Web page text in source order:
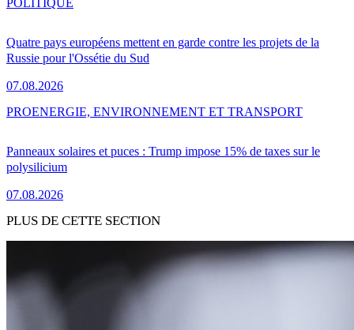
Quatre pays européens mettent en garde contre les projets de la
Russie pour l'Ossétie du Sud
07.08.2026
POLITIQUE
Panneaux solaires et puces : Trump impose 15% de taxes sur le
polysilicium
07.08.2026
PROENERGIE, ENVIRONNEMENT ET TRANSPORT
PLUS DE CETTE SECTION